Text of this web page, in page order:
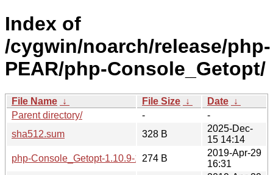
Index of
/cygwin/noarch/release/php-
PEAR/php-Console_Getopt/
File Name ↓ File Size ↓ Date ↓
Parent directory/
-
-
sha512.sum
328 B
2025-Dec-
15 14:14
php-Console_Getopt-1.10.9-1.hint
274 B
2019-Apr-29
16:31